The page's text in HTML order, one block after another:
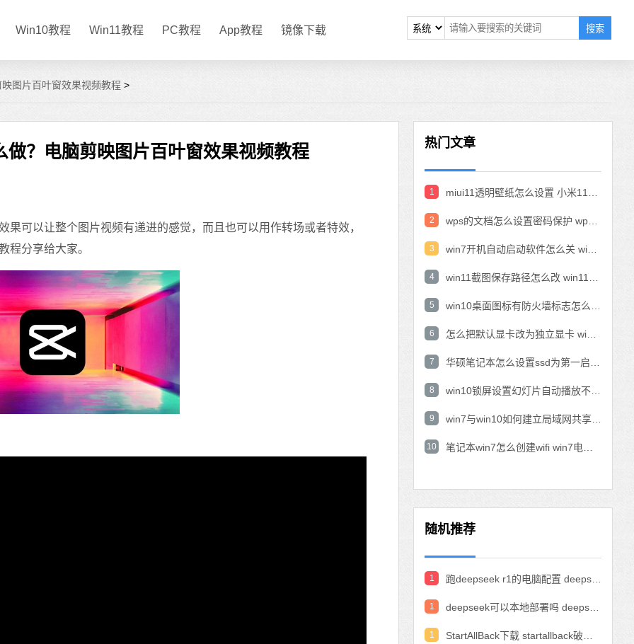
Win10教程 Win11教程 PC教程 App教程 镜像下载 搜索
图片百叶窗效果视频教程 >
？电脑剪映图片百叶窗效果视频教程
可以让整个图片视频有递进的感觉，而且也可以用作转场或者特效，
程分享给大家。
热门文章
1
2
3
4
5
6
7
8
9
10
随机推荐
1
1
1